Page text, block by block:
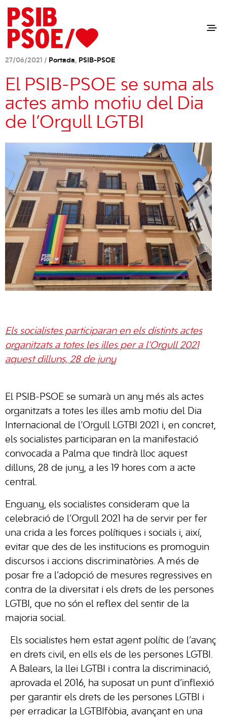
27/06/2021 / Portada, PSIB-PSOE
El PSIB-PSOE se suma als
actes amb motiu del Dia
de l’Orgull LGTBI
Els socialistes participaran en els distints actes
organitzats a totes les illes per a l’Orgull 2021
aquest dilluns, 28 de juny
El PSIB-PSOE se sumarà un any més als actes
organitzats a totes les illes amb motiu del Dia
Internacional de l’Orgull LGTBI 2021 i, en concret,
els socialistes participaran en la manifestació
convocada a Palma que tindrà lloc aquest
dilluns, 28 de juny, a les 19 hores com a acte
central.
Enguany, els socialistes consideram que la
celebració de l’Orgull 2021 ha de servir per fer
una crida a les forces polítiques i socials i, així,
evitar que des de les institucions es promoguin
discursos i accions discriminatòries. A més de
posar fre a l’adopció de mesures regressives en
contra de la diversitat i els drets de les persones
LGTBI, que no són el reflex del sentir de la
majoria social.
Els socialistes hem estat agent polític de l’avanç
en drets civil, en ells els de les persones LGTBI.
A Balears, la llei LGTBI i contra la discriminació,
aprovada el 2016, ha suposat un punt d’inflexió
per garantir els drets de les persones LGTBI i
per erradicar la LGTBIfòbia, avançant en una